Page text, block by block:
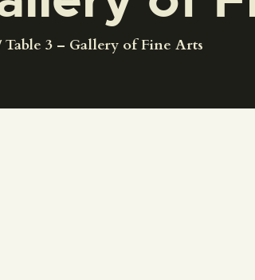
Table 3 – Gallery of Fine Arts